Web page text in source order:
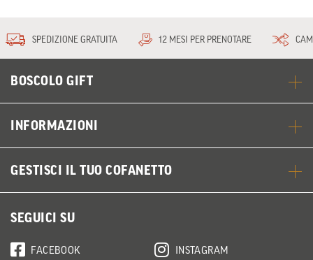
SPEDIZIONE GRATUITA 12 MESI PER PRENOTARE
BOSCOLO GIFT
INFORMAZIONI
GESTISCI IL TUO COFANETTO
SEGUICI SU
FACEBOOK INSTAGRAM